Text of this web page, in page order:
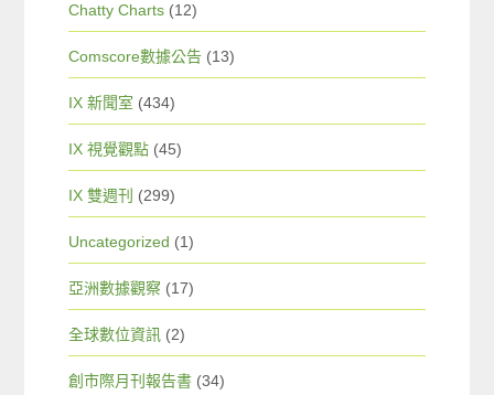
Chatty Charts (12)
Comscore數據公告 (13)
IX 新聞室 (434)
IX 視覺觀點 (45)
IX 雙週刊 (299)
Uncategorized (1)
亞洲數據觀察 (17)
全球數位資訊 (2)
創市際月刊報告書 (34)